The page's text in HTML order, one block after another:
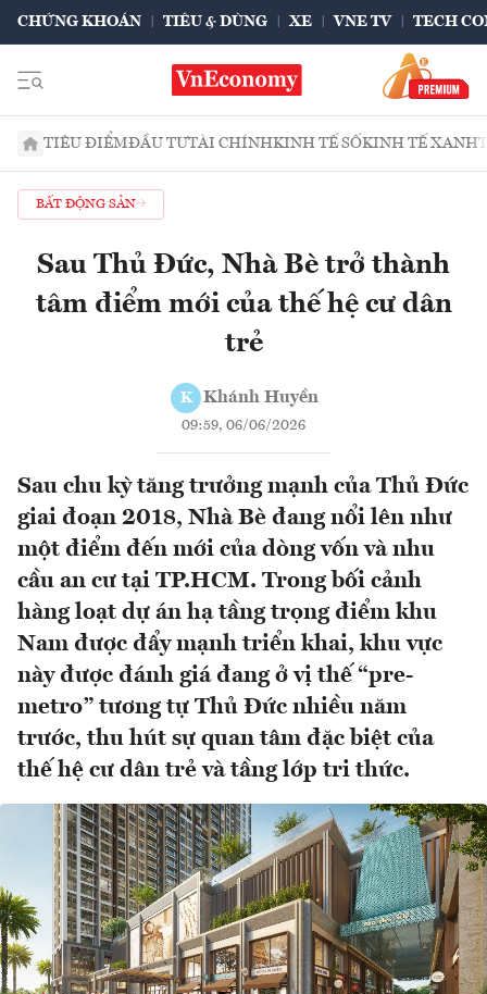
CHỨNG KHOÁN TIÊU & DÙNG XE VNE TV TECH
TIÊU ĐIỂMĐẦU TƯTÀI CHÍNHKINH TẾ SỐKINH TẾ XANH
BẤT ĐỘNG SẢN
Sau Thủ Đức, Nhà Bè trở thành
tâm điểm mới của thế hệ cư dân
trẻ
K Khánh Huyền
09:59, 06/06/2026
Sau chu kỳ tăng trưởng mạnh của Thủ Đức
giai đoạn 2018, Nhà Bè đang nổi lên như
một điểm đến mới của dòng vốn và nhu
cầu an cư tại TP.HCM. Trong bối cảnh
hàng loạt dự án hạ tầng trọng điểm khu
Nam được đẩy mạnh triển khai, khu vực
này được đánh giá đang ở vị thế “pre-
metro” tương tự Thủ Đức nhiều năm
trước, thu hút sự quan tâm đặc biệt của
thế hệ cư dân trẻ và tầng lớp tri thức.